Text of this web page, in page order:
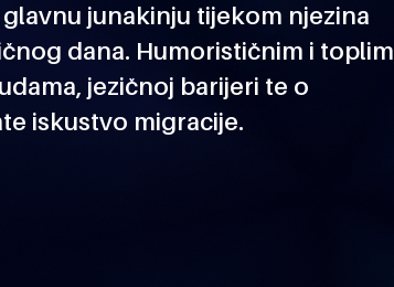
junakinju tijekom njezina
dana. Humorističnim i toplim
jezičnoj barijeri te o
iskustvo migracije.